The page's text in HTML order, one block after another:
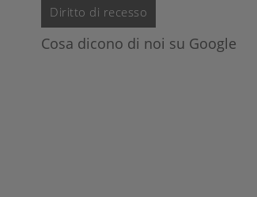
Diritto di recesso
Cosa dicono di noi su Google